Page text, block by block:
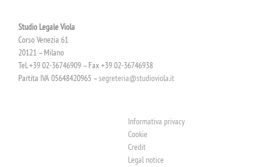
Studio Legale Viola
Corso Venezia 61
20121 – Milano
Tel. +39 02-36746909 – Fax +39 02-36746938
Partita IVA 05648420965 –segreteria@studioviola.it
Informativa privacy
Cookie
Credit
Legal notice